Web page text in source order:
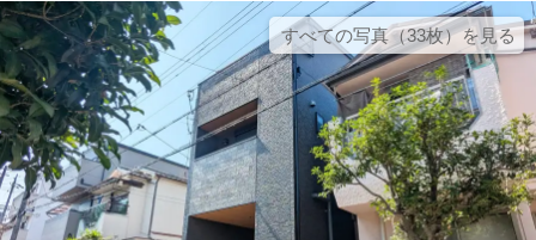
町を知る
店舗案内
スタッフ紹介
会社案内
スタッフをさがす
相場データを依頼する
すべての写真（33枚）を⾒る